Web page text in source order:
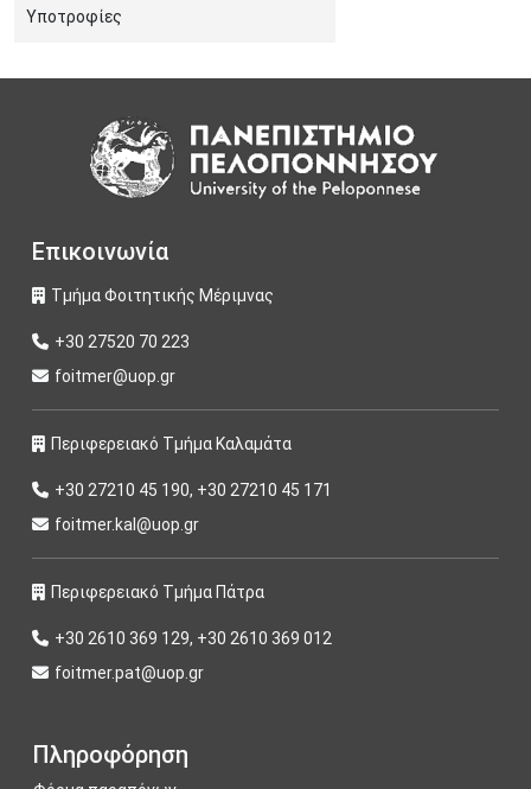
Υποτροφίες
Επικοινωνία
Τμήμα Φοιτητικής Μέριμνας
+30 27520 70 223
foitmer@uop.gr
Περιφερειακό Τμήμα Καλαμάτα
+30 27210 45 190, +30 27210 45 171
foitmer.kal@uop.gr
Περιφερειακό Τμήμα Πάτρα
+30 2610 369 129, +30 2610 369 012
foitmer.pat@uop.gr
Πληροφόρηση